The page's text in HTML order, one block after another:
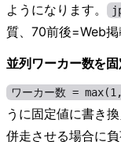
ようになります。
質、70前後=Web掲
並列ワーカー数を
ワーカー数 =
うに固定値に書き
併走させる場合に